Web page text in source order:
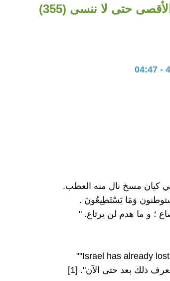
حتى لا ننسى (355)
Israel has already
ذلك بعد حتى الآن". [1]